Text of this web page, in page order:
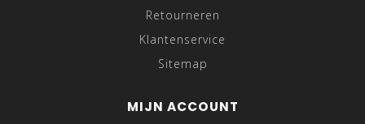
Retourneren
Klantenservice
Sitemap
MIJN ACCOUNT